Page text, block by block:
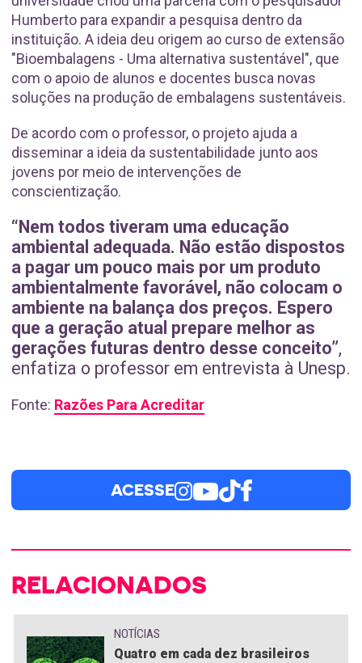
Humberto para expandir a pesquisa dentro da
instituição. A ideia deu origem ao curso de extensão
"Bioembalagens - Uma alternativa sustentável", que
com o apoio de alunos e docentes busca novas
soluções na produção de embalagens sustentáveis.
De acordo com o professor, o projeto ajuda a
disseminar a ideia da sustentabilidade junto aos
jovens por meio de intervenções de
conscientização.
“Nem todos tiveram uma educação
ambiental adequada. Não estão dispostos
a pagar um pouco mais por um produto
ambientalmente favorável, não colocam o
ambiente na balança dos preços. Espero
que a geração atual prepare melhor as
gerações futuras dentro desse conceito”,
enfatiza o professor em entrevista à Unesp.
Fonte: Razões Para Acreditar
ACESSE
RELACIONADOS
NOTÍCIAS
Quatro em cada dez brasileiros